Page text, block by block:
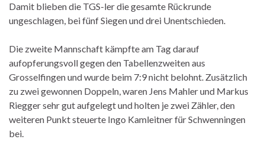
Damit blieben die TGS-ler die gesamte Rückrunde
ungeschlagen, bei fünf Siegen und drei Unentschieden.
Die zweite Mannschaft kämpfte am Tag darauf
aufopferungsvoll gegen den Tabellenzweiten aus
Grosselfingen und wurde beim 7:9 nicht belohnt. Zusätzlich
zu zwei gewonnen Doppeln, waren Jens Mahler und Markus
Riegger sehr gut aufgelegt und holten je zwei Zähler, den
weiteren Punkt steuerte Ingo Kamleitner für Schwenningen
bei.